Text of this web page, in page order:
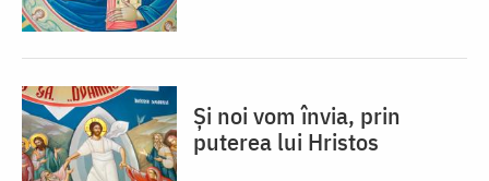
Și noi vom învia, prin
puterea lui Hristos